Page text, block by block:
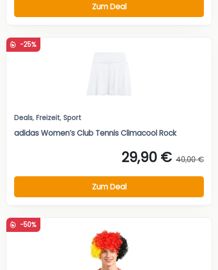
Zum Deal
-25%
Deals, Freizeit, Sport
adidas Women’s Club Tennis Climacool Rock
29,90 € 40,00 €
Zum Deal
-50%